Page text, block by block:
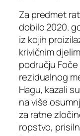
Za predmet
dobilo 2020.
iz kojih
krivičnim
području
rezidualnog
Hagu, kazali
na više
za ratne
ropstvo,